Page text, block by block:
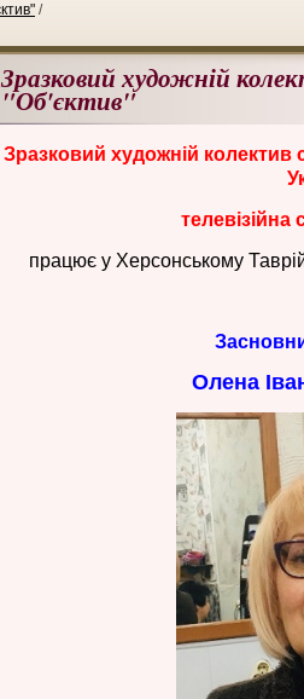
/
Зразковий художній
"Об'єктив"
Зразковий художній колектив
телевізійна
працює у Херсонському
Олена